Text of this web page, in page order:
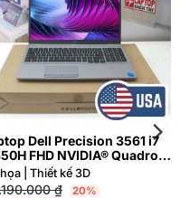
Dell Precision 3561 i7
FHD NVIDIA® Quadro
4GB
| Thiết kế 3D
₫ 20%